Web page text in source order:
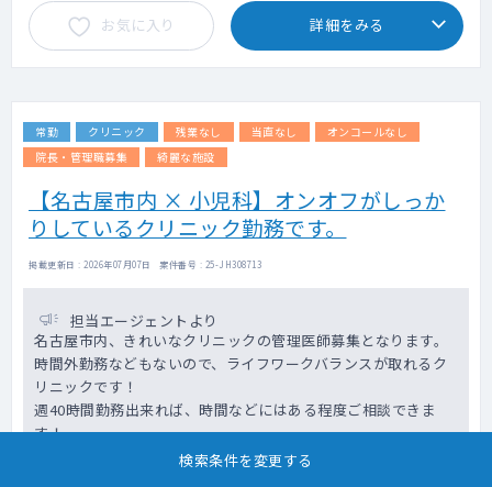
お気に入り 詳細をみる
常勤 クリニック 残業なし 当直なし
オンコールなし
院長・管理職募集
綺麗な施設
【名古屋市内 × 小児科】オンオフがしっか
りしているクリニック勤務です。
掲載更新日 : 2026年07月07日 案件番号 : 25-JH308713
担当エージェントより
名古屋市内、きれいなクリニックの管理医師募集となります。
時間外勤務などもないので、ライフワークバランスが取れるク
リニックです！
週40時間勤務出来れば、時間などにはある程度ご相談できま
す！
検索条件を変更する